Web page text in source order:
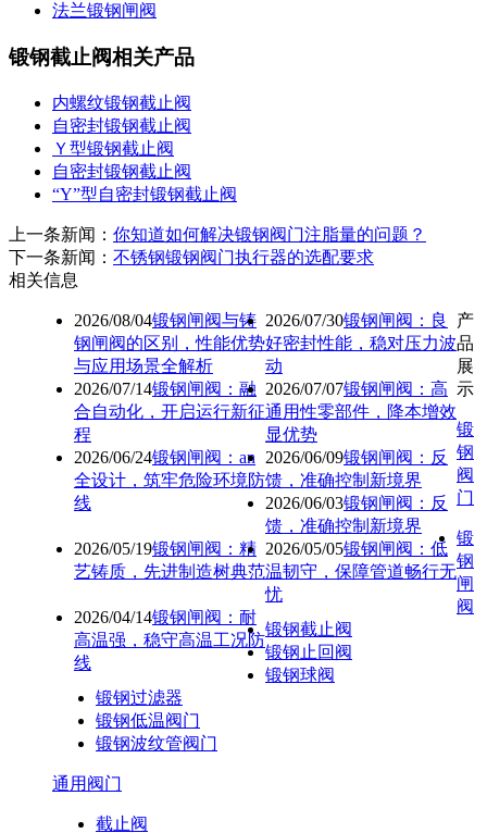
法兰锻钢闸阀
锻钢截止阀相关产品
内螺纹锻钢截止阀
自密封锻钢截止阀
Ｙ型锻钢截止阀
自密封锻钢截止阀
“Y”型自密封锻钢截止阀
上一条新闻： 你知道如何解决锻钢阀门注脂量的问题？
下一条新闻： 不锈钢锻钢阀门执行器的选配要求
相关信息
2026/08/04锻钢闸阀与铸
钢闸阀的区别，性能优势
与应用场景全解析
2026/07/30锻钢闸阀：良
好密封性能，稳对压力波
动
2026/07/14锻钢闸阀：融
合自动化，开启运行新征
程
2026/07/07锻钢闸阀：高
通用性零部件，降本增效
显优势
2026/06/24锻钢闸阀：an
全设计，筑牢危险环境防
线
2026/06/09锻钢闸阀：反
馈，准确控制新境界
2026/06/03锻钢闸阀：反
馈，准确控制新境界
2026/05/19锻钢闸阀：精
艺铸质，先进制造树典范
2026/05/05锻钢闸阀：低
温韧守，保障管道畅行无
忧
2026/04/14锻钢闸阀：耐
高温强，稳守高温工况防
线
产
品
展
示
锻
钢
阀
门
锻
钢
闸
阀
锻钢截止阀
锻钢止回阀
锻钢球阀
锻钢过滤器
锻钢低温阀门
锻钢波纹管阀门
通用阀门
截止阀